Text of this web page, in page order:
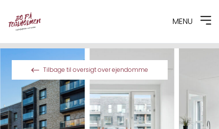
MENU
Tilbage til oversigt over ejendomme